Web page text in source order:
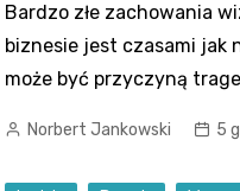
Bardzo złe zachowania
biznesie jest czasami jak
może być przyczyną
Norbert Jankowski 5